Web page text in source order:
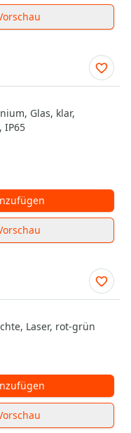
Glas, klar,
IP65
Laser, rot-grün